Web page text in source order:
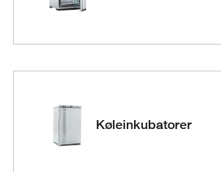
Køleinkubatorer